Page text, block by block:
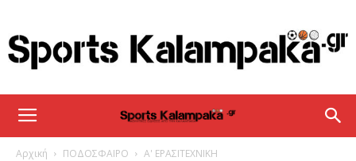
sportskalampaka
Αρχική ΠΟΔΟΣΦΑΙΡΟ Α' ΕΡΑΣΙΤΕΧΝΙΚΗ